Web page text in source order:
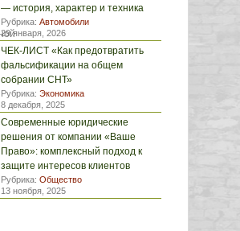
— история, характер и техника
Рубрика: Автомобили
29 января, 2026
ЧЕК-ЛИСТ «Как предотвратить
фальсификации на общем
собрании СНТ»
Рубрика: Экономика
8 декабря, 2025
Современные юридические
решения от компании «Ваше
Право»: комплексный подход к
защите интересов клиентов
Рубрика: Общество
13 ноября, 2025